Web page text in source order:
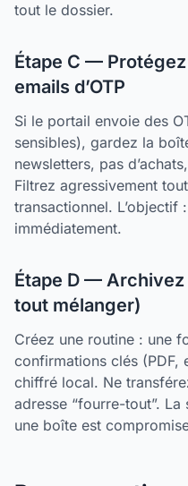
tout le dossier.
Étape C —
emails d’OTP
Si le portail envoie des
sensibles), gardez la
newsletters, pas
Filtrez agressivement
transactionnel. L’objectif
immédiatement.
Étape D —
tout mélanger)
Créez une routine : une
confirmations clés (PDF,
chiffré local. Ne
adresse “fourre-tout”.
une boîte est